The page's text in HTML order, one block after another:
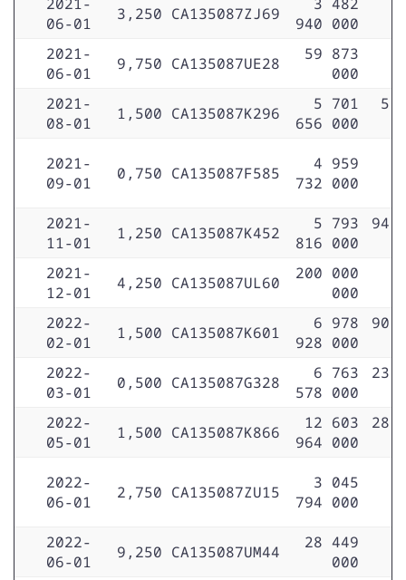
06-01
3,250 CA135087ZJ69
940 000
2021-
06-01
9,750 CA135087UE28
59 873
000
2021-
08-01
1,500 CA135087K296
5 701
656 000
5
2021-
09-01
0,750 CA135087F585
4 959
732 000
2021-
11-01
1,250 CA135087K452
5 793
816 000
94
2021-
12-01
4,250 CA135087UL60
200 000
000
2022-
02-01
1,500 CA135087K601
6 978
928 000
90
2022-
03-01
0,500 CA135087G328
6 763
578 000
23
2022-
05-01
1,500 CA135087K866
12 603
964 000
28
2022-
06-01
2,750 CA135087ZU15
3 045
794 000
2022-
06-01
9,250 CA135087UM44
28 449
000